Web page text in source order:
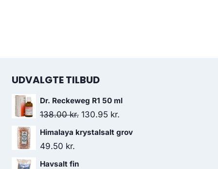
UDVALGTE TILBUD
Dr. Reckeweg R1 50 ml
138.00kr. Den
oprindelige
130.95 kr.
aktuelle
Himalaya krystalsalt grov
49.50 kr.
Havsalt fin